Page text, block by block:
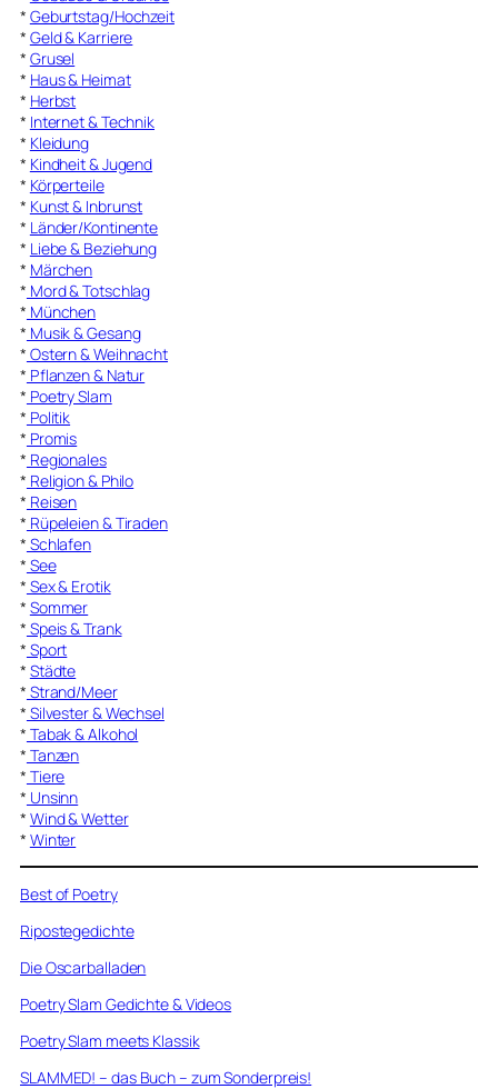
* Geburtstag/Hochzeit
* Geld & Karriere
* Grusel
* Haus & Heimat
* Herbst
* Internet & Technik
* Kleidung
* Kindheit & Jugend
* Körperteile
* Kunst & Inbrunst
* Länder/Kontinente
* Liebe & Beziehung
* Märchen
* Mord & Totschlag
* München
* Musik & Gesang
* Ostern & Weihnacht
* Pflanzen & Natur
* Poetry Slam
* Politik
* Promis
* Regionales
* Religion & Philo
* Reisen
* Rüpeleien & Tiraden
* Schlafen
* See
* Sex & Erotik
* Sommer
* Speis & Trank
* Sport
* Städte
* Strand/Meer
* Silvester & Wechsel
* Tabak & Alkohol
* Tanzen
* Tiere
* Unsinn
* Wind & Wetter
* Winter
Best of Poetry
Ripostegedichte
Die Oscarballaden
Poetry Slam Gedichte & Videos
Poetry Slam meets Klassik
SLAMMED! – das Buch – zum Sonderpreis!